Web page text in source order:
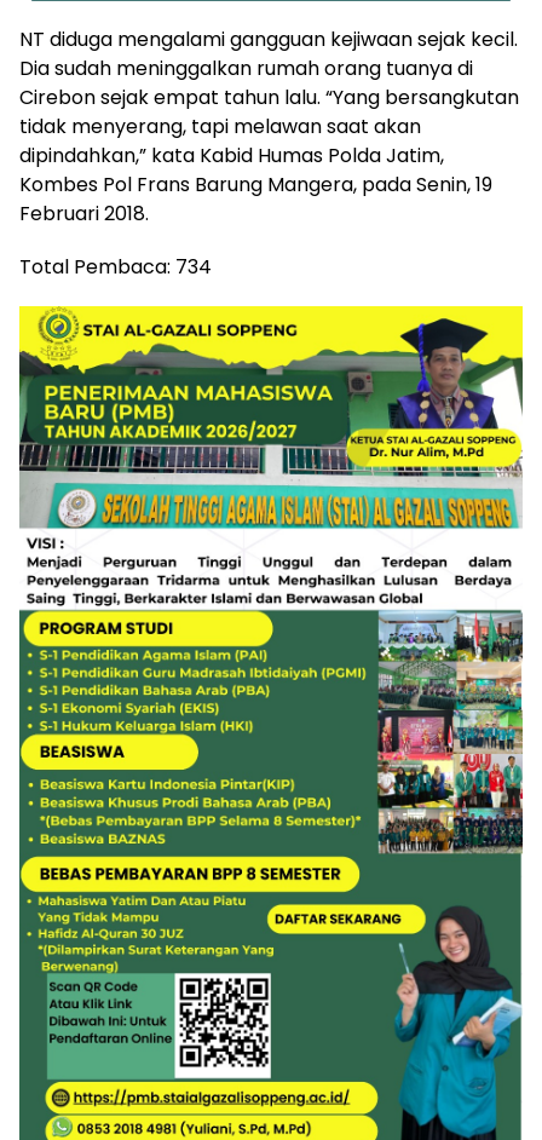
NT diduga mengalami gangguan kejiwaan sejak kecil.
Dia sudah meninggalkan rumah orang tuanya di
Cirebon sejak empat tahun lalu. “Yang bersangkutan
tidak menyerang, tapi melawan saat akan
dipindahkan,” kata Kabid Humas Polda Jatim,
Kombes Pol Frans Barung Mangera, pada Senin, 19
Februari 2018.
Total Pembaca: 734